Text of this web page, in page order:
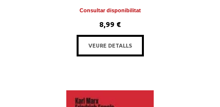
Consultar disponibilitat
8,99 €
VEURE DETALLS